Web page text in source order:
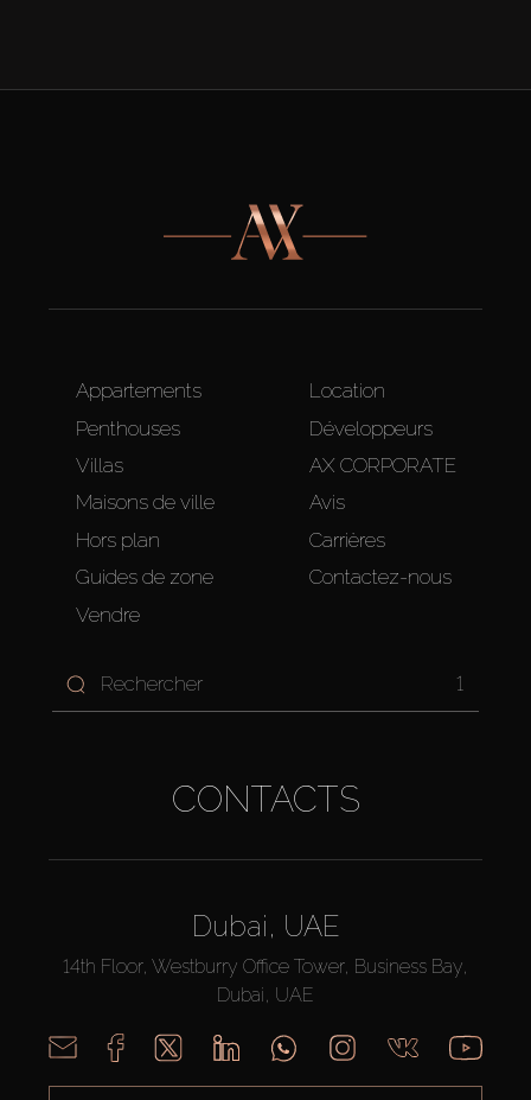
Appartements
Penthouses
Villas
Maisons de ville
Hors plan
Guides de zone
Vendre
Location
Développeurs
AX CORPORATE
Avis
Carrières
Contactez-nous
1
CONTACTS
Dubai, UAE
14th Floor, Westburry Office Tower, Business Bay,
Dubai, UAE